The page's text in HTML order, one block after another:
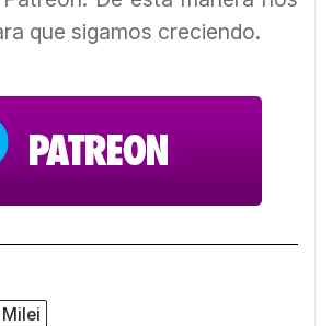
que sigamos creciendo.
Milei